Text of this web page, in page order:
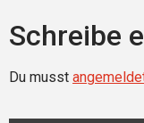
Schreibe
Du musst